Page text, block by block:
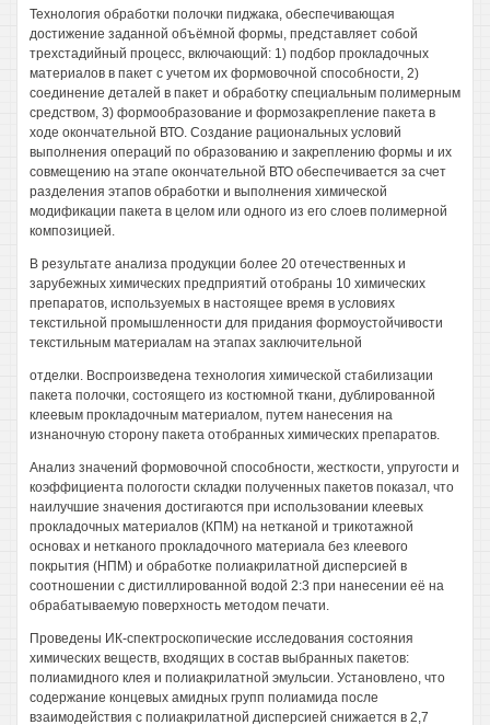
Технология обработки полочки пиджака, обеспечивающая
достижение заданной объёмной формы, представляет собой
трехстадийный процесс, включающий: 1) подбор прокладочных
материалов в пакет с учетом их формовочной способности, 2)
соединение деталей в пакет и обработку специальным полимерным
средством, 3) формообразование и формозакрепление пакета в
ходе окончательной ВТО. Создание рациональных условий
выполнения операций по образованию и закреплению формы и их
совмещению на этапе окончательной ВТО обеспечивается за счет
разделения этапов обработки и выполнения химической
модификации пакета в целом или одного из его слоев полимерной
композицией.
В результате анализа продукции более 20 отечественных и
зарубежных химических предприятий отобраны 10 химических
препаратов, используемых в настоящее время в условиях
текстильной промышленности для придания формоустойчивости
текстильным материалам на этапах заключительной
отделки. Воспроизведена технология химической стабилизации
пакета полочки, состоящего из костюмной ткани, дублированной
клеевым прокладочным материалом, путем нанесения на
изнаночную сторону пакета отобранных химических препаратов.
Анализ значений формовочной способности, жесткости, упругости и
коэффициента пологости складки полученных пакетов показал, что
наилучшие значения достигаются при использовании клеевых
прокладочных материалов (КПМ) на нетканой и трикотажной
основах и нетканого прокладочного материала без клеевого
покрытия (НПМ) и обработке полиакрилатной дисперсией в
соотношении с дистиллированной водой 2:3 при нанесении её на
обрабатываемую поверхность методом печати.
Проведены ИК-спектроскопические исследования состояния
химических веществ, входящих в состав выбранных пакетов:
полиамидного клея и полиакрилатной эмульсии. Установлено, что
содержание концевых амидных групп полиамида после
взаимодействия с полиакрилатной дисперсией снижается в 2,7